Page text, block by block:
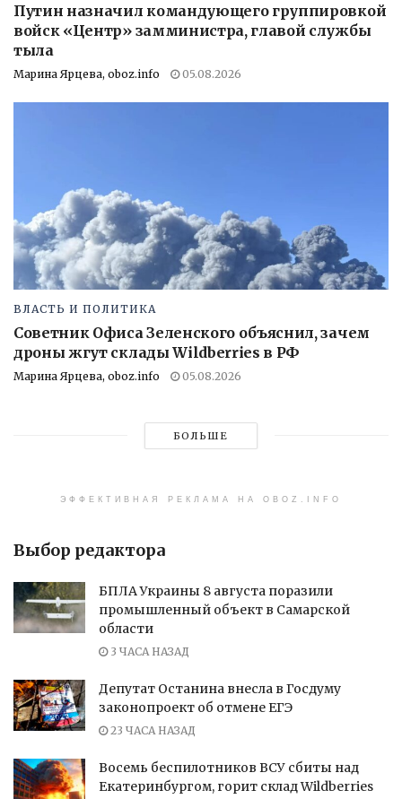
Путин назначил командующего группировкой
войск «Центр» замминистра, главой службы
тыла
Марина Ярцева, oboz.info 05.08.2026
ВЛАСТЬ И ПОЛИТИКА
Советник Офиса Зеленского объяснил, зачем
дроны жгут склады Wildberries в РФ
Марина Ярцева, oboz.info 05.08.2026
БОЛЬШЕ
ЭФФЕКТИВНАЯ РЕКЛАМА НА OBOZ.INFO
Выбор редактора
БПЛА Украины 8 августа поразили
промышленный объект в Самарской
области
3 ЧАСА НАЗАД
Депутат Останина внесла в Госдуму
законопроект об отмене ЕГЭ
23 ЧАСА НАЗАД
Восемь беспилотников ВСУ сбиты над
Екатеринбургом, горит склад Wildberries